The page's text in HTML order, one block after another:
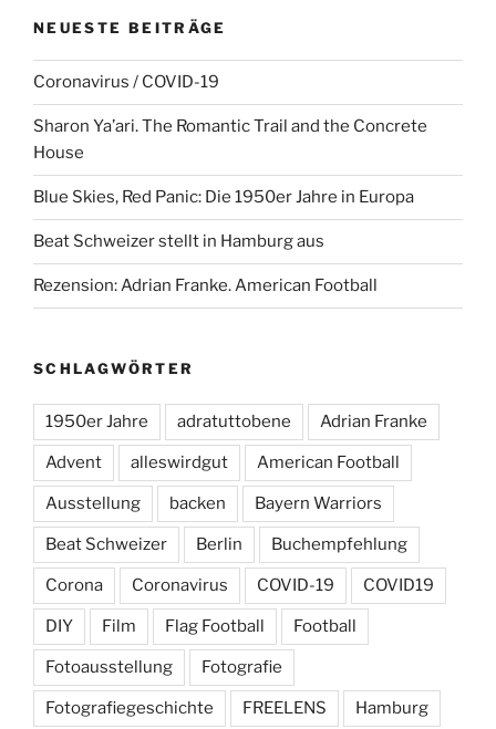
NEUESTE BEITRÄGE
Coronavirus / COVID-19
Sharon Ya’ari. The Romantic Trail and the Concrete
House
Blue Skies, Red Panic: Die 1950er Jahre in Europa
Beat Schweizer stellt in Hamburg aus
Rezension: Adrian Franke. American Football
SCHLAGWÖRTER
1950er Jahre adratuttobene Adrian Franke
Advent alleswirdgut American Football
Ausstellung backen Bayern Warriors
Beat Schweizer Berlin Buchempfehlung
Corona Coronavirus COVID-19 COVID19
DIY Film Flag Football Football
Fotoausstellung Fotografie
Fotografiegeschichte FREELENS Hamburg